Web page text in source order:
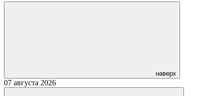
наверх
07 августа 2026